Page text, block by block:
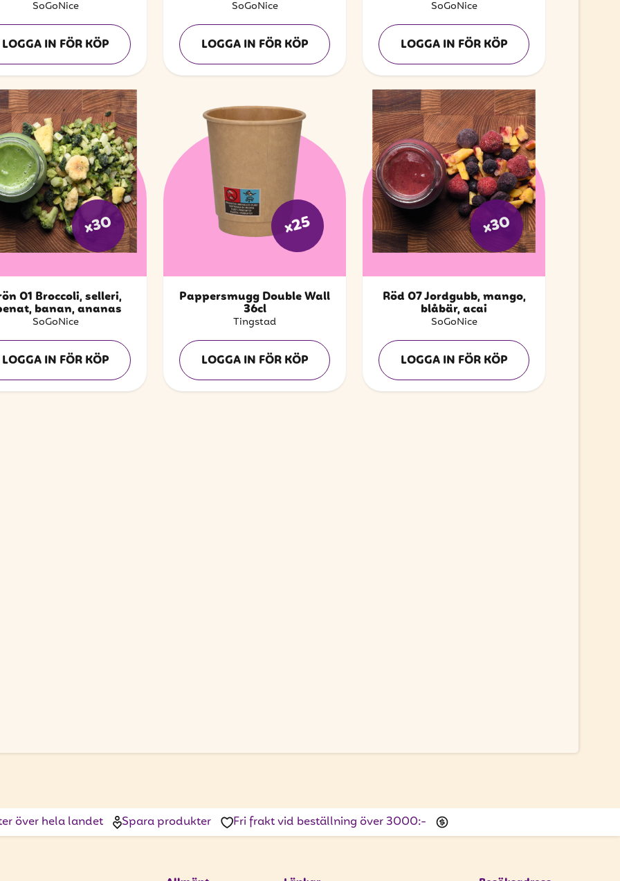
SoGoNice
LOGGA IN FÖR KÖP
SoGoNice
LOGGA IN FÖR KÖP
SoGoNice
LOGGA IN FÖR KÖP
x30
01 Broccoli, selleri,
banan, ananas
SoGoNice
LOGGA IN FÖR KÖP
x25
Pappersmugg Double Wall
36cl
Tingstad
LOGGA IN FÖR KÖP
x30
Röd 07 Jordgubb, mango,
blåbär, acai
SoGoNice
LOGGA IN FÖR KÖP
över hela landet Spara produkter Fri frakt vid beställning över 3000:-